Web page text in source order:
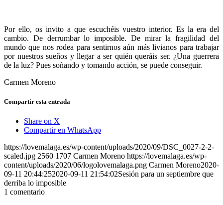
Por ello, os invito a que escuchéis vuestro interior. Es la era del
cambio. De derrumbar lo imposible. De mirar la fragilidad del
mundo que nos rodea para sentirnos aún más livianos para trabajar
por nuestros sueños y llegar a ser quién queráis ser. ¿Una guerrera
de la luz? Pues soñando y tomando acción, se puede conseguir.
Carmen Moreno
Compartir esta entrada
Share on X
Compartir en WhatsApp
https://lovemalaga.es/wp-content/uploads/2020/09/DSC_0027-2-2-
scaled.jpg 2560 1707 Carmen Moreno https://lovemalaga.es/wp-
content/uploads/2020/06/logolovemalaga.png Carmen Moreno2020-
09-11 20:44:252020-09-11 21:54:02Sesión para un septiembre que
derriba lo imposible
1 comentario